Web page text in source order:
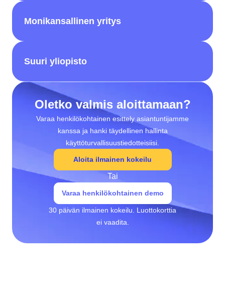
Monikansallinen yritys
Suuri yliopisto
Oletko valmis aloittamaan?
Varaa henkilökohtainen esittely asiantuntijamme
kanssa ja hanki täydellinen hallinta
käyttöturvallisuustiedotteisiisi.
Aloita ilmainen kokeilu
Tai
Varaa henkilökohtainen demo
30 päivän ilmainen kokeilu. Luottokorttia
ei vaadita.